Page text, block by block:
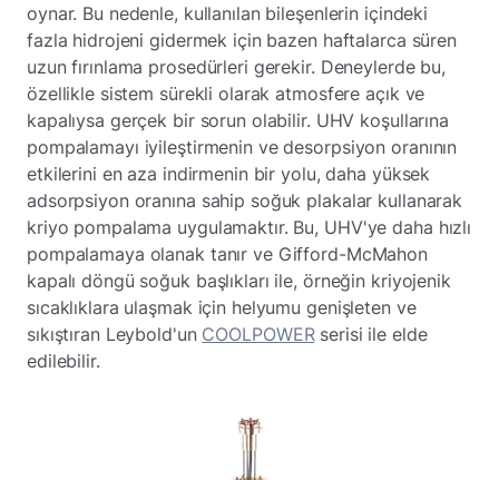
oynar. Bu nedenle, kullanılan bileşenlerin içindeki
fazla hidrojeni gidermek için bazen haftalarca süren
uzun fırınlama prosedürleri gerekir. Deneylerde bu,
özellikle sistem sürekli olarak atmosfere açık ve
kapalıysa gerçek bir sorun olabilir. UHV koşullarına
pompalamayı iyileştirmenin ve desorpsiyon oranının
etkilerini en aza indirmenin bir yolu, daha yüksek
adsorpsiyon oranına sahip soğuk plakalar kullanarak
kriyo pompalama uygulamaktır. Bu, UHV'ye daha hızlı
pompalamaya olanak tanır ve Gifford-McMahon
kapalı döngü soğuk başlıkları ile, örneğin kriyojenik
sıcaklıklara ulaşmak için helyumu genişleten ve
sıkıştıran Leybold'un COOLPOWERserisi ile elde
edilebilir.